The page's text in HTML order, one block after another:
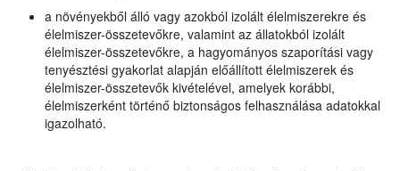
a növényekből álló vagy azokból izolált élelmiszerekre és
élelmiszer-összetevőkre, valamint az állatokból izolált
élelmiszer-összetevőkre, a hagyományos szaporítási vagy
tenyésztési gyakorlat alapján előállított élelmiszerek és
élelmiszer-összetevők kivételével, amelyek korábbi,
élelmiszerként történő biztonságos felhasználása adatokkal
igazolható.